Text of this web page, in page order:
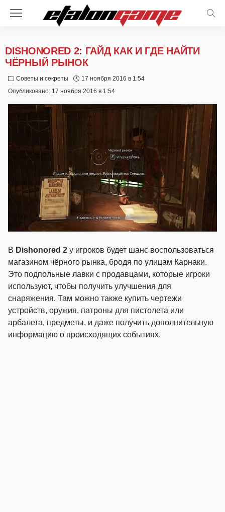
DISHONORED 2: ГАЙД КАК И ГДЕ НАЙТИ
ЧЁРНЫЙ РЫНОК
Советы и секреты
17 ноября 2016 в 1:54
Опубликовано: 17 ноября 2016 в 1:54
В Dishonored 2 у игроков будет шанс воспользоваться
магазином чёрного рынка, бродя по улицам Карнаки.
Это подпольные лавки с продавцами, которые игроки
используют, чтобы получить улучшения для
снаряжения. Там можно также купить чертежи
устройств, оружия, патроны для пистолета или
арбалета, предметы, и даже получить дополнительную
информацию о происходящих событиях.